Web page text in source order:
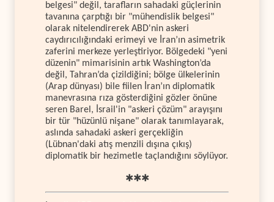
belgesi" değil, tarafların sahadaki güçlerinin
tavanına çarptığı bir "mühendislik belgesi"
olarak nitelendirerek ABD'nin askeri
caydırıcılığındaki erimeyi ve İran’ın asimetrik
zaferini merkeze yerleştiriyor. Bölgedeki "yeni
düzenin" mimarisinin artık Washington’da
değil, Tahran’da çizildiğini; bölge ülkelerinin
(Arap dünyası) bile fiilen İran’ın diplomatik
manevrasına rıza gösterdiğini gözler önüne
seren Barel, İsrail'in "askeri çözüm" arayışını
bir tür "hüzünlü nişane" olarak tanımlayarak,
aslında sahadaki askeri gerçekliğin
(Lübnan'daki atış menzili dışına çıkış)
diplomatik bir hezimetle taçlandığını söylüyor.
✱✱✱